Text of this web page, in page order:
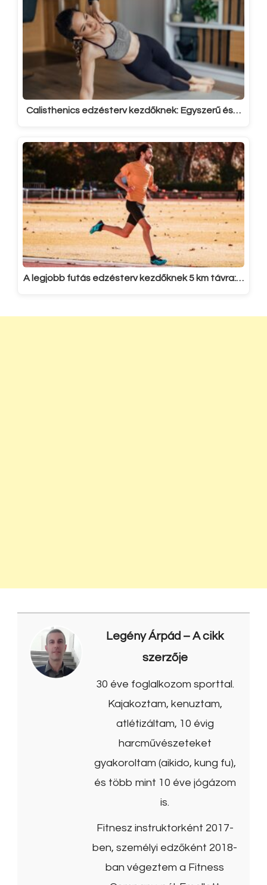
Calisthenics edzésterv kezdőknek: Egyszerű és…
A legjobb futás edzésterv kezdőknek 5 km távra:…
Legény Árpád – A cikk
szerzője
30 éve foglalkozom sporttal.
Kajakoztam, kenuztam,
atlétizáltam, 10 évig
harcművészeteket
gyakoroltam (aikido, kung fu),
és több mint 10 éve jógázom
is.
Fitnesz instruktorként 2017-
ben, személyi edzőként 2018-
ban végeztem a Fitness